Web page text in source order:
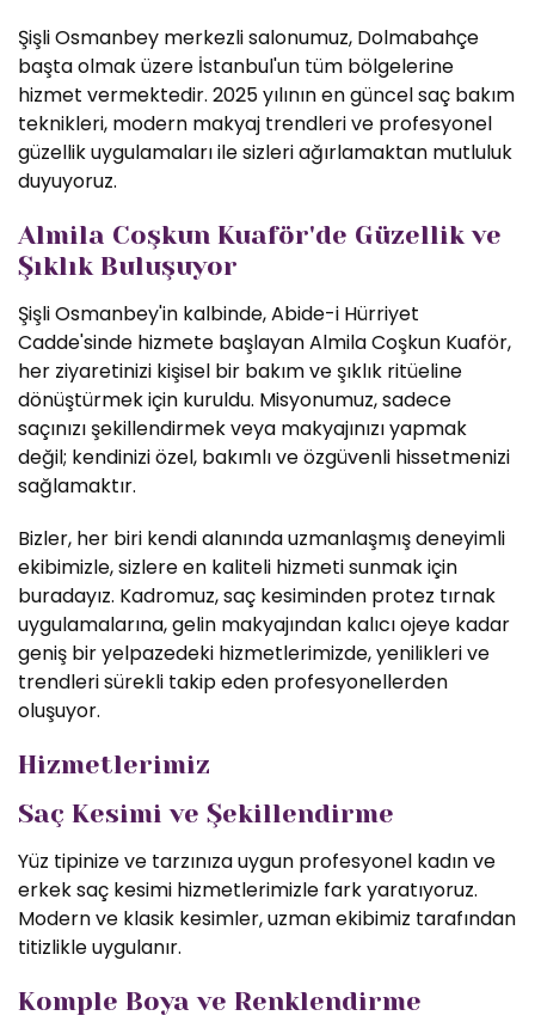
Şişli Osmanbey merkezli salonumuz, Dolmabahçe
başta olmak üzere İstanbul'un tüm bölgelerine
hizmet vermektedir. 2025 yılının en güncel saç bakım
teknikleri, modern makyaj trendleri ve profesyonel
güzellik uygulamaları ile sizleri ağırlamaktan mutluluk
duyuyoruz.
Almila Coşkun Kuaför'de Güzellik ve
Şıklık Buluşuyor
Şişli Osmanbey'in kalbinde, Abide-i Hürriyet
Cadde'sinde hizmete başlayan Almila Coşkun Kuaför,
her ziyaretinizi kişisel bir bakım ve şıklık ritüeline
dönüştürmek için kuruldu. Misyonumuz, sadece
saçınızı şekillendirmek veya makyajınızı yapmak
değil; kendinizi özel, bakımlı ve özgüvenli hissetmenizi
sağlamaktır.
Bizler, her biri kendi alanında uzmanlaşmış deneyimli
ekibimizle, sizlere en kaliteli hizmeti sunmak için
buradayız. Kadromuz, saç kesiminden protez tırnak
uygulamalarına, gelin makyajından kalıcı ojeye kadar
geniş bir yelpazedeki hizmetlerimizde, yenilikleri ve
trendleri sürekli takip eden profesyonellerden
oluşuyor.
Hizmetlerimiz
Saç Kesimi ve Şekillendirme
Yüz tipinize ve tarzınıza uygun profesyonel kadın ve
erkek saç kesimi hizmetlerimizle fark yaratıyoruz.
Modern ve klasik kesimler, uzman ekibimiz tarafından
titizlikle uygulanır.
Komple Boya ve Renklendirme